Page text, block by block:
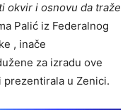
okvir i osnovu da traže
Palić iz Federalnog
, inače
za izradu ove
u Zenici.